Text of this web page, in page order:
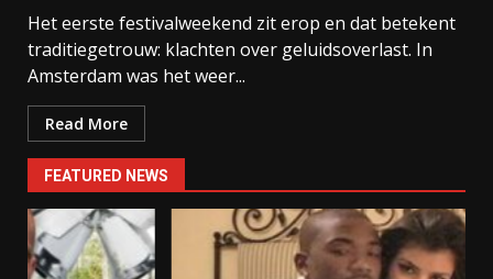
Het eerste festivalweekend zit erop en dat betekent
traditiegetrouw: klachten over geluidsoverlast. In
Amsterdam was het weer...
Read More
FEATURED NEWS